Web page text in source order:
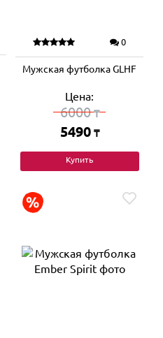
0
Мужская футболка GLHF
Цена:
6000₸
5490 ₸
Купить